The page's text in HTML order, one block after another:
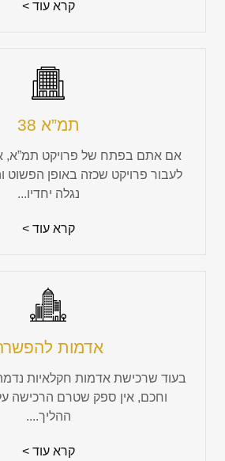
קרא עוד >
תמ”א 38
אם אתם בפתח של פרויקט תמ”א,
לעבור פרויקט שכזה באופן הפשוט
נגלה יחדיו...
קרא עוד >
אדמות
בעוד שרכישת אדמות חקלאיות
וחכם, אין ספק שטרם הרכישה
ההליך....
קרא עוד >